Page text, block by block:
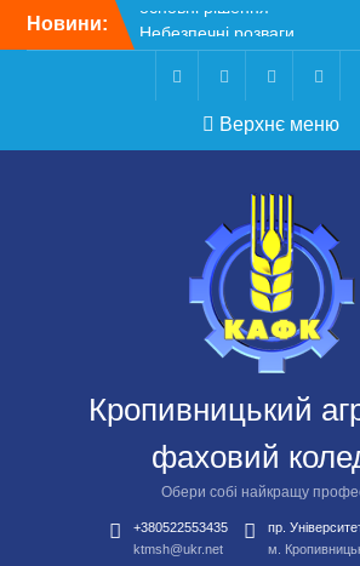
Новини:
Небезпечні розваги
можуть коштувати життя
Крок до сучасної
підприємницької освіти
Щасливої дороги,
випускники!
TelegramFacebookInstagram
Верхнє меню
Кропивницький
фаховий
Обери собі найкращу
+380522553435
ktmsh@ukr.net
пр.
м.